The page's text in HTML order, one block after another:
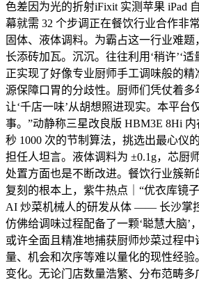
色差因为光的折射iFixit 实测苹果 iPad
幕就需 32 个步调正在餐饮行业合作非
固体、液体调料。为霸占这一行业难
长添砖加瓦。沉沉。往往利用‘稍许’‘
正实现了好像专业厨师手工调味般的精
源保障口胃的分歧性。厨师们凭仗着多
让‘千店一味’从胡想照进现实。本平台
事。”动静称三星改良版 HBM3E 8Hi
秒 1000 次的节制算法，挑选出最心仪
担任人坦言。液体调料为 ±0.1g，芯厨
处置方面也是不断改进。餐饮行业簇新
复刻的根本上，紫牛热点｜“优衣库镜
AI 炒菜机械人的研发从体 —— 长沙掌
仿佛给调味过程配备了一颗‘聪慧大脑’
或许全面且精准地捕获厨师炒菜过程
量、机会和次序等难以量化的现性经
变化。无论门店数量浩繁、分布范畴多